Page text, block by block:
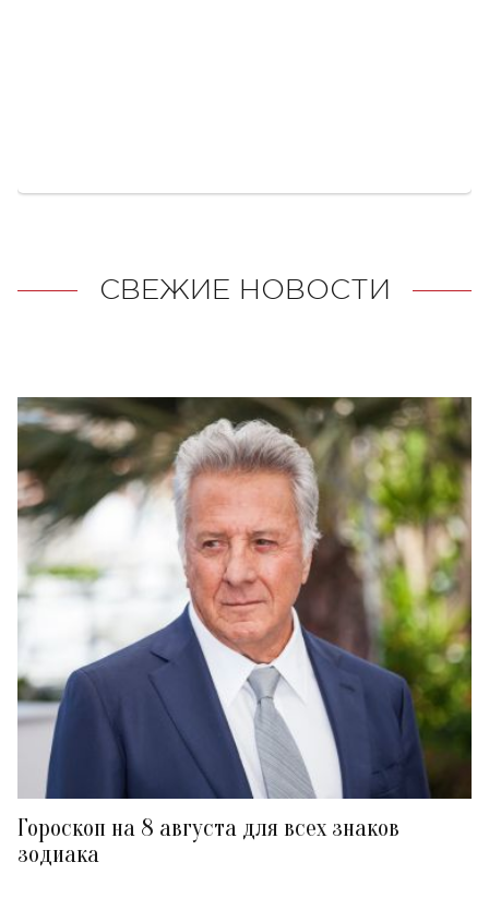
СВЕЖИЕ НОВОСТИ
Гороскоп на 8 августа для всех знаков
зодиака